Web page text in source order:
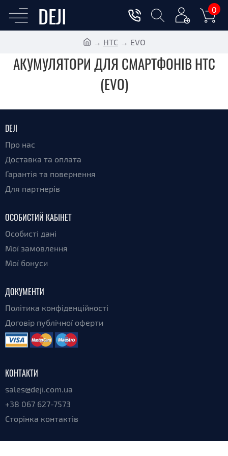
DEJI 0
HTC EVO
АКУМУЛЯТОРИ ДЛЯ СМАРТФОНІВ HTC
(EVO)
DEJI
Про нас
Доставка та оплата
Гарантія та повернення
Для партнерів
ОСОБИСТИЙ КАБІНЕТ
Особисті дані
Мої замовлення
Мої бонуси
ДОКУМЕНТИ
Політика конфіденційності
Договір публічної оферти
КОНТАКТИ
sales@deji.com.ua
+38 067 627-7573
Сторінка контактів